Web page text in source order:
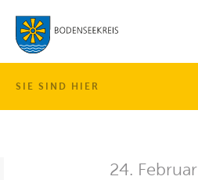
SIE SIND HIER
24.